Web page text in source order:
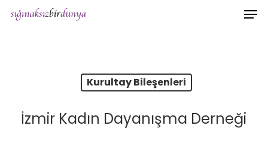
Skip
Kurultay Bileşenleri
İzmir Kadın Dayanışma Derneği